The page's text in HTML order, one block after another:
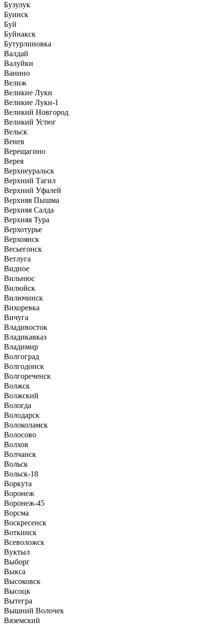
Бузулук
Буинск
Буй
Буйнакск
Бутурлиновка
Валдай
Валуйки
Ванино
Велиж
Великие Луки
Великие Луки-1
Великий Новгород
Великий Устюг
Вельск
Венев
Верещагино
Верея
Верхнеуральск
Верхний Тагил
Верхний Уфалей
Верхняя Пышма
Верхняя Салда
Верхняя Тура
Верхотурье
Верхоянск
Весьегонск
Ветлуга
Видное
Вильнюс
Вилюйск
Вилючинск
Вихоревка
Вичуга
Владивосток
Владикавказ
Владимир
Волгоград
Волгодонск
Волгореченск
Волжск
Волжский
Вологда
Володарск
Волоколамск
Волосово
Волхов
Волчанск
Вольск
Вольск-18
Воркута
Воронеж
Воронеж-45
Ворсма
Воскресенск
Воткинск
Всеволожск
Вуктыл
Выборг
Выкса
Высоковск
Высоцк
Вытегра
Вышний Волочек
Вяземский